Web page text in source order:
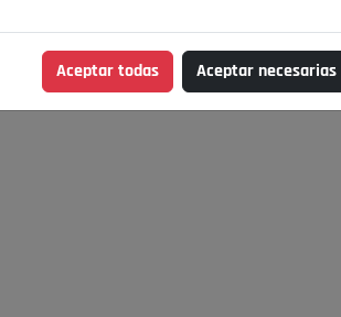
Aceptar todas Aceptar necesarias